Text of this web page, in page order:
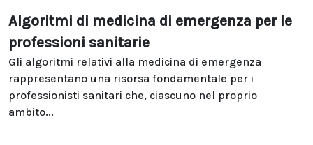
Algoritmi di medicina di emergenza per le
professioni sanitarie
Gli algoritmi relativi alla medicina di emergenza
rappresentano una risorsa fondamentale per i
professionisti sanitari che, ciascuno nel proprio
ambito...